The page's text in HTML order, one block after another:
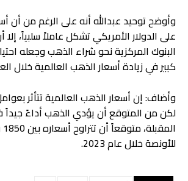
وأوضح توحيد عبدالله أنه على الرغم من أن
على الدولار الأمريكي تشكل عاملاً سلبياً،
البنوك المركزية نحو شراء الذهب وجعله
كبير في زيادة أسعار الذهب العالمية خلال
وأضاف: إن أسعار الذهب العالمية تتأثر
لكن من المتوقع أن يؤدي الذهب أداءً جيداً
للأونصة خلال عام 2023.